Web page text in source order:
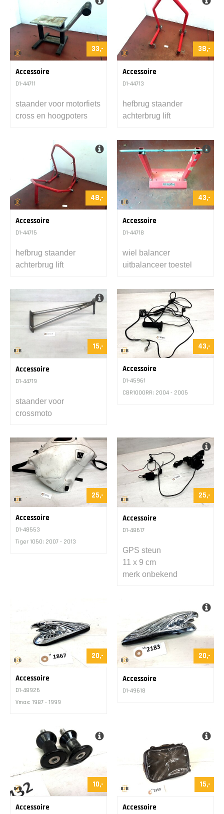
33,-
Accessoire
D1-44711
staander voor motorfiets
cross en hoogpoters
38,-
Accessoire
D1-44713
hefbrug staander
achterbrug lift
48,-
Accessoire
D1-44715
hefbrug staander
achterbrug lift
43,-
Accessoire
D1-44718
wiel balancer
uitbalanceer toestel
15,-
Accessoire
D1-44719
staander voor
crossmoto
43,-
Accessoire
D1-45961
CBR1000RR: 2004 - 2005
25,-
Accessoire
D1-48553
Tiger 1050: 2007 - 2013
25,-
Accessoire
D1-48617
GPS steun
11 x 9 cm
merk onbekend
20,-
Accessoire
D1-48926
Vmax: 1987 - 1999
20,-
Accessoire
D1-49618
10,-
Accessoire
15,-
Accessoire